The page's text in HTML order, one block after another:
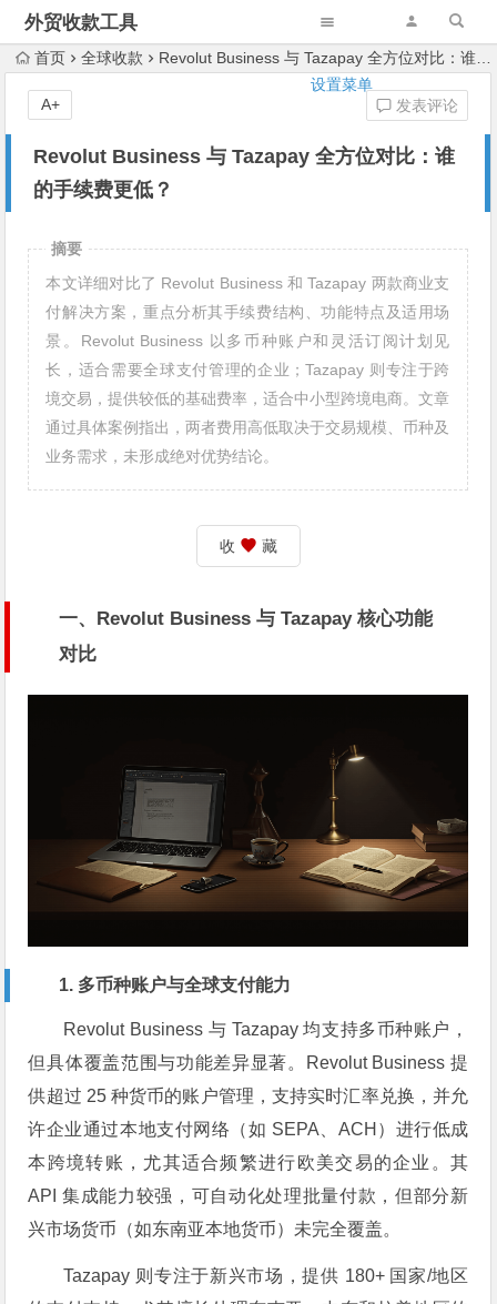
外贸收款工具
设置菜单
首页 全球收款 Revolut Business 与 Tazapay 全方位对比：谁的手续费更低？
Revolut Business 与 Tazapay 全方位对比：谁
的手续费更低？
发表评论
A+
摘要
本文详细对比了 Revolut Business 和 Tazapay 两款商业支
付解决方案，重点分析其手续费结构、功能特点及适用场
景。Revolut Business 以多币种账户和灵活订阅计划见
长，适合需要全球支付管理的企业；Tazapay 则专注于跨
境交易，提供较低的基础费率，适合中小型跨境电商。文章
通过具体案例指出，两者费用高低取决于交易规模、币种及
业务需求，未形成绝对优势结论。
收 藏
一、Revolut Business 与 Tazapay 核心功能
对比
1. 多币种账户与全球支付能力
Revolut Business 与 Tazapay 均支持多币种账户，
但具体覆盖范围与功能差异显著。Revolut Business 提
供超过 25 种货币的账户管理，支持实时汇率兑换，并允
许企业通过本地支付网络（如 SEPA、ACH）进行低成
本跨境转账，尤其适合频繁进行欧美交易的企业。其
API 集成能力较强，可自动化处理批量付款，但部分新
兴市场货币（如东南亚本地货币）未完全覆盖。
Tazapay 则专注于新兴市场，提供 180+ 国家/地区